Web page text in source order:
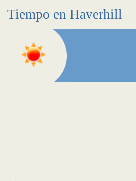
Tiempo en Haverhill